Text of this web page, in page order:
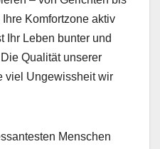
Komfortzone aktiv
Ihr Leben bunter und
Qualität unserer
viel Ungewissheit wir
Menschen